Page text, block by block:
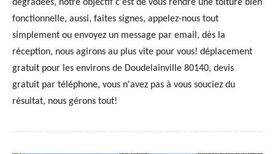
dégradées, notre objectif c'est de vous rendre une toiture bien
fonctionnelle, aussi, faites signes, appelez-nous tout
simplement ou envoyez un message par email, dès la
réception, nous agirons au plus vite pour vous! déplacement
gratuit pour les environs de Doudelainville 80140, devis
gratuit par téléphone, vous n'avez pas à vous souciez du
résultat, nous gérons tout!